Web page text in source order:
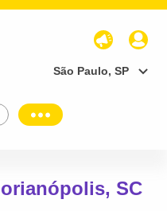
São Paulo, SP
SC